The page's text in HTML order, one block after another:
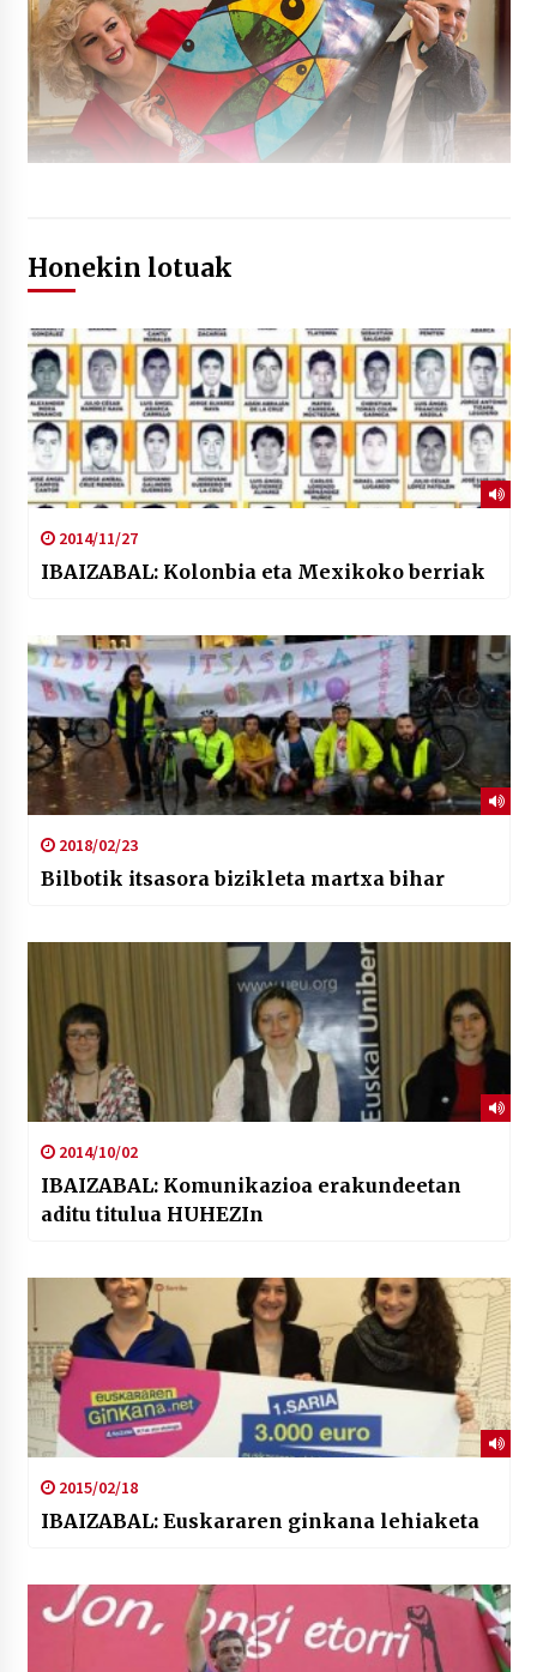
Honekin lotuak
2014/11/27
IBAIZABAL: Kolonbia eta Mexikoko berriak
2018/02/23
Bilbotik itsasora bizikleta martxa bihar
2014/10/02
IBAIZABAL: Komunikazioa erakundeetan
aditu titulua HUHEZIn
2015/02/18
IBAIZABAL: Euskararen ginkana lehiaketa